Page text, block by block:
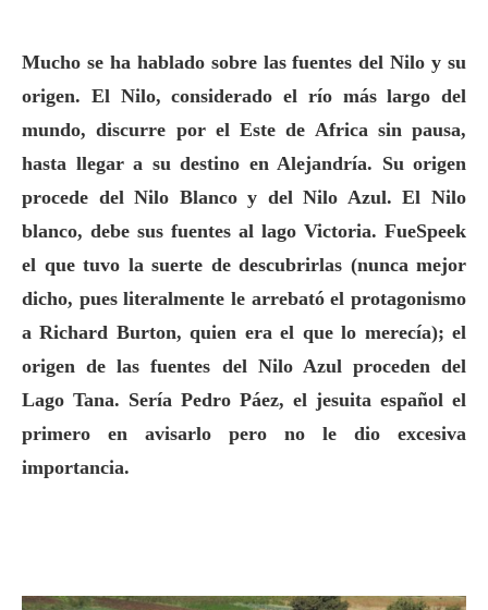
Mucho se ha hablado sobre las fuentes del Nilo y su
origen. El Nilo, considerado el río más largo del
mundo, discurre por el Este de Africa sin pausa,
hasta llegar a su destino en Alejandría. Su origen
procede del Nilo Blanco y del Nilo Azul. El Nilo
blanco, debe sus fuentes al lago Victoria. FueSpeek
el que tuvo la suerte de descubrirlas (nunca mejor
dicho, pues literalmente le arrebató el protagonismo
a Richard Burton, quien era el que lo merecía); el
origen de las fuentes del Nilo Azul proceden del
Lago Tana. Sería Pedro Páez, el jesuita español el
primero en avisarlo pero no le dio excesiva
importancia.